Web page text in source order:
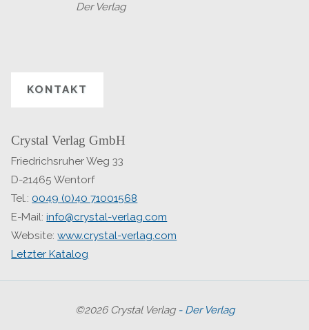
Der Verlag
KONTAKT
Crystal Verlag GmbH
Friedrichsruher Weg 33
D-21465 Wentorf
Tel.: 0049 (0)40 71001568
E-Mail:info@crystal-verlag.com
Website:www.crystal-verlag.com
Letzter Katalog
©2026 Crystal Verlag - Der Verlag